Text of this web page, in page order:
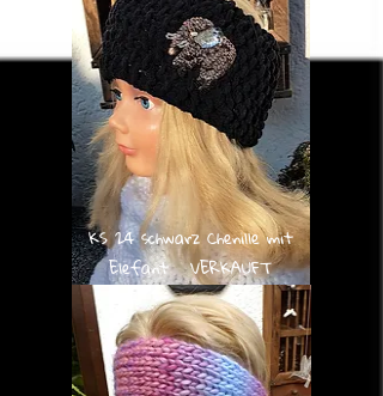
KS 24 schwarz Chenille mit
Elefant VERKAUFT